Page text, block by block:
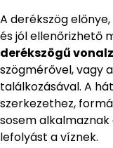
A derékszög
és jól ellenőrizhető
derékszögű
szögmérővel, vagy
találkozásával. A
szerkezethez,
sosem
lefolyást a víznek.